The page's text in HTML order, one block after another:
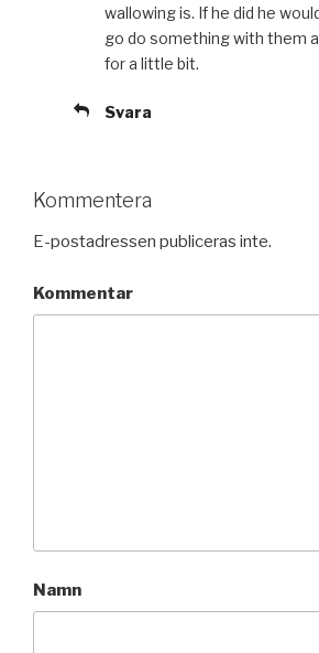
wallowing is. If he did he
go do something with them
for a little bit.
Svara
Kommentera
E-postadressen publiceras inte.
Kommentar
Namn